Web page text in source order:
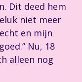
Dit deed hem
niet meer
en mijn
Nu, 18
alleen nog